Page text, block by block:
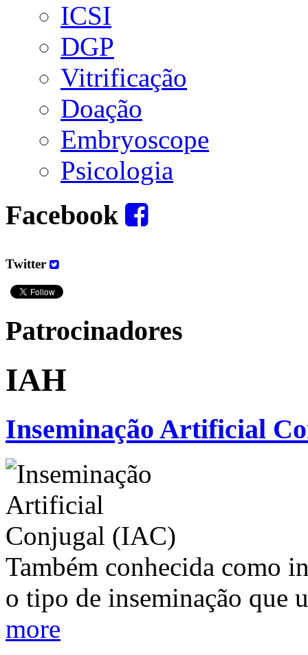
ICSI
DGP
Vitrificação
Doação
Embryoscope
Psicologia
Facebook
Twitter
Patrocinadores
IAH
Inseminação Artificial
Também conhecida como
o tipo de inseminação que
more